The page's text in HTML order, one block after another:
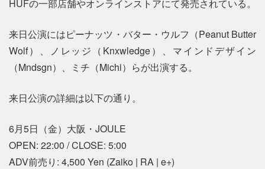
HUFの一部店舗やオンラインストアにて発売されている。
来日公演にはピーナッツ・バター・ウルフ（Peanut Butter
Wolf）、ノレッジ（Knxwledge）、マインドデザイン
（Mndsgn）、ミチ（Michi）らが出演する。
来日公演の詳細は以下の通り。
6月5日（金）大阪・JOULE
OPEN: 22:00 / CLOSE: 5:00
ADV前売り: 4,500 Yen (Zaiko | RA | e+)